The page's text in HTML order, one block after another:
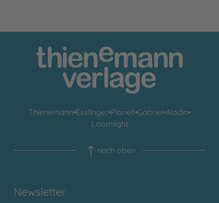
Thienemann•Esslinger•Planet!•Gabriel•Aladin•
Loomlight
nach oben
Newsletter